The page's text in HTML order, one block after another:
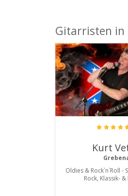
Gitarristen in
ProArtist
Kurt
Oldies & Rock`n`Roll -
Rock, Klassik-